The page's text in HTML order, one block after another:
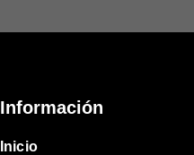
Información
Inicio